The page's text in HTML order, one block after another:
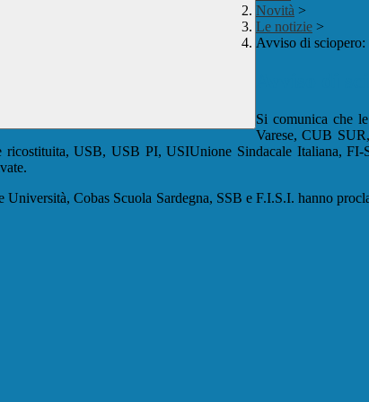
Novità >
Le notizie >
Avviso di
Si comunica che
Varese, CUB
USB, USB PI, USIUnione Sindacale Italiana,
Cobas Scuola Sardegna, SSB e F.I.S.I. hanno